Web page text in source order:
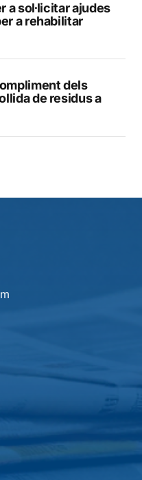
a sol·licitar ajudes
a rehabilitar
dels
de residus a